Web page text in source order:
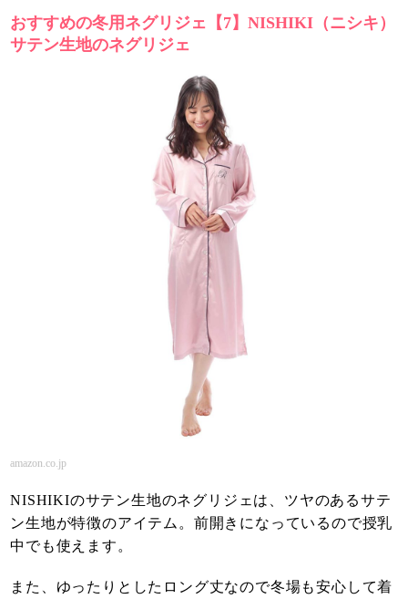
おすすめの冬用ネグリジェ【7】NISHIKI（ニシキ）
サテン生地のネグリジェ
amazon.co.jp
NISHIKIのサテン生地のネグリジェは、ツヤのあるサテ
ン生地が特徴のアイテム。前開きになっているので授乳
中でも使えます。
また、ゆったりとしたロング丈なので冬場も安心して着